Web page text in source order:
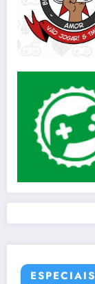
ESPECIAIS